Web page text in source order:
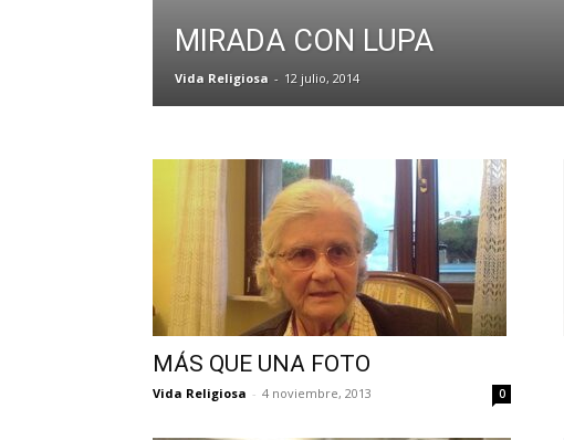
MIRADA CON LUPA
Vida Religiosa - 12 julio, 2014
MÁS QUE UNA FOTO
Vida Religiosa - 4 noviembre, 2013 0